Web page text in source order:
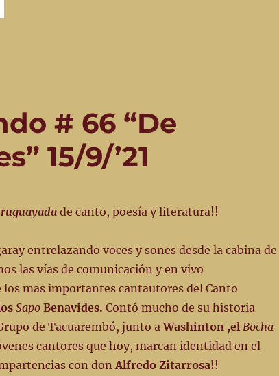
# 66 “De
15/9/’21
de canto, poesía y literatura!!
entrelazando voces y sones desde la cabina de
las vías de comunicación y en vivo
mas importantes cantautores del Canto
Sapo Benavides. Contó mucho de su historia
de Tacuarembó, junto aWashinton ,el Bocha
cantores que hoy, marcan identidad en el
con don Alfredo Zitarrosa!!